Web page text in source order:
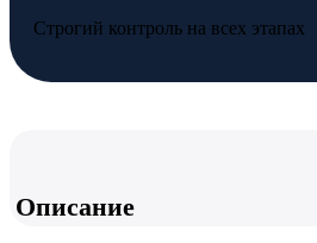
Строгий контроль на всех этапах
Описание